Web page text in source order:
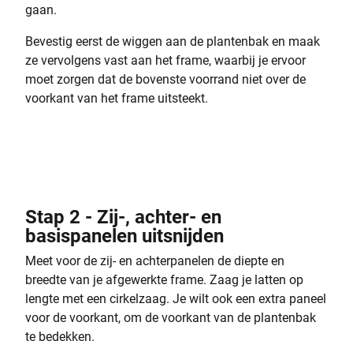
gaan.
Bevestig eerst de wiggen aan de plantenbak en maak
ze vervolgens vast aan het frame, waarbij je ervoor
moet zorgen dat de bovenste voorrand niet over de
voorkant van het frame uitsteekt.
Stap 2 - Zij-, achter- en
basispanelen uitsnijden
Meet voor de zij- en achterpanelen de diepte en
breedte van je afgewerkte frame. Zaag je latten op
lengte met een cirkelzaag. Je wilt ook een extra paneel
voor de voorkant, om de voorkant van de plantenbak
te bedekken.